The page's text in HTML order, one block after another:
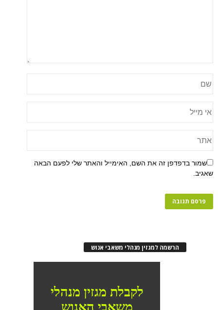
שמור בדפדפן זה את השם, האימייל והאתר שלי לפעם הבאה
שאגיב.
הרשמה למגזין מנהלי משאבי אנוש